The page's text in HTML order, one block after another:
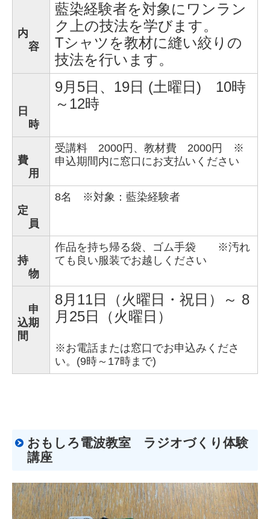
内
容
藍染経験者を対象にワンラン
ク上の技法を学びます。
Tシャツを教材に縫い絞りの
技法を行います。
日
時
9月5日、19日 (土曜日) 10時
～12時
費
用
受講料 2000円、教材費 2000円 ※
申込期間内に窓口にお支払いください
定
員
8名 ※対象：藍染経験者
持
物
作品を持ち帰る袋、ゴム手袋 ※汚れ
ても良い服装でお越しください
申
込期
間
8月11日（火曜日・祝日）～ 8
月25日（火曜日）
※お電話または窓口でお申込みくださ
い。(9時～17時まで)
おもしろ電波教室 ラジオづくり体験
講座